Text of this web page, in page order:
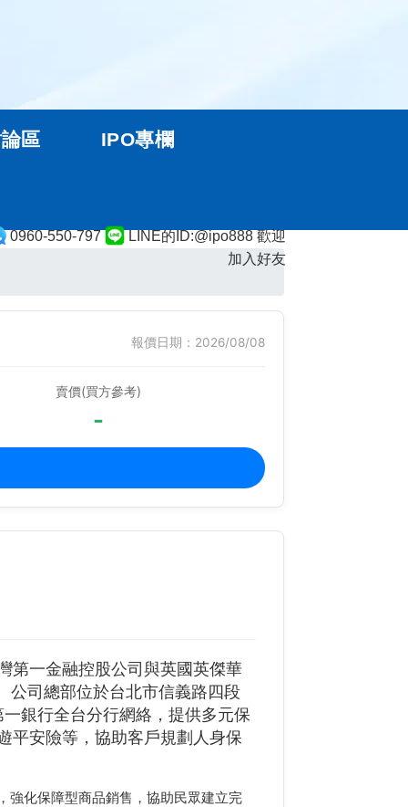
0960-550-797
LINE的ID:@ipo888 歡迎
加入好友
區 IPO專欄
報價日期：2026/08/08
賣價(買方參考)
-
第一金融控股公司與英國英傑華
公司總部位於台北市信義路四段
銀行全台分行網絡，提供多元保
平安險等，協助客戶規劃人身保
強化保障型商品銷售，協助民眾建立完